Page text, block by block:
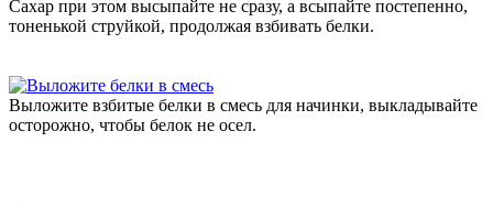
Сахар при этом высыпайте не сразу, а всыпайте постепенно,
тоненькой струйкой, продолжая взбивать белки.
Выложите взбитые белки в смесь для начинки, выкладывайте
осторожно, чтобы белок не осел.